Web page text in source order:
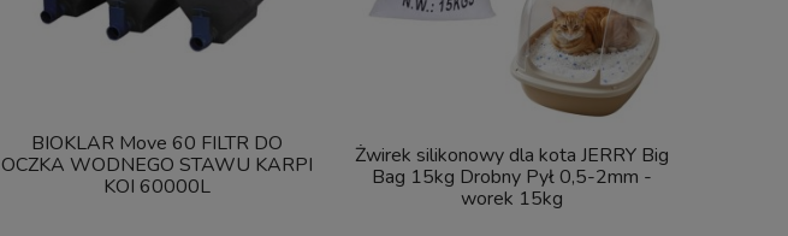
BIOKLAR Move 60 FILTR DO
OCZKA WODNEGO STAWU KARPI
KOI 60000L
Żwirek silikonowy dla kota JERRY Big
Bag 15kg Drobny Pył 0,5-2mm -
worek 15kg